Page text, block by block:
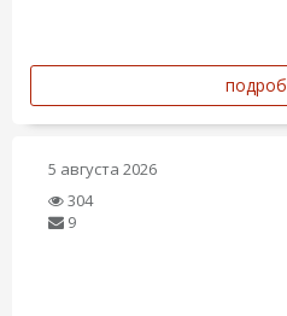
5 августа 2026
304
9